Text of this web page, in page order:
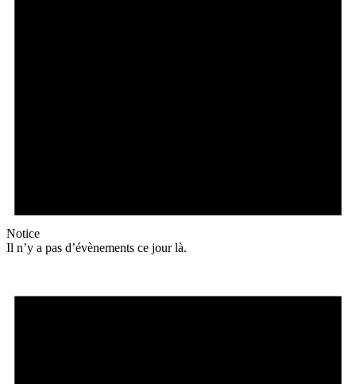
Notice
Il n’y a pas d’évènements ce jour là.